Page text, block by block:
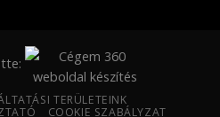
TERÜLETEINK
COOKIE SZABÁLYZAT